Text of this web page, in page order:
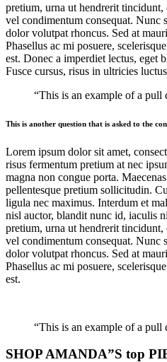
pretium, urna ut hendrerit tincidunt,
vel condimentum consequat. Nunc
dolor volutpat rhoncus. Sed at
Phasellus ac mi posuere,
est. Donec a imperdiet lectus, eget
Fusce cursus, risus in ultricies
“This is an example of a pull
This is another question that is asked to the
Lorem ipsum dolor sit amet,
risus fermentum pretium at nec
magna non congue porta.
pellentesque pretium sollicitudin.
ligula nec maximus. Interdum et
nisl auctor, blandit nunc id, iaculis
pretium, urna ut hendrerit tincidunt,
vel condimentum consequat. Nunc
dolor volutpat rhoncus. Sed at
Phasellus ac mi posuere,
est.
“This is an example of a pull
SHOP AMANDA”S top